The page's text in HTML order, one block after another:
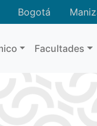
Bogotá
Facultades